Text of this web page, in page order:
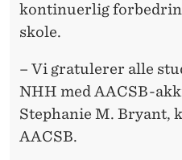
kontinuerlig
skole.
– Vi gratulerer alle
NHH med AACSB-
Stephanie M. Bryant,
AACSB.